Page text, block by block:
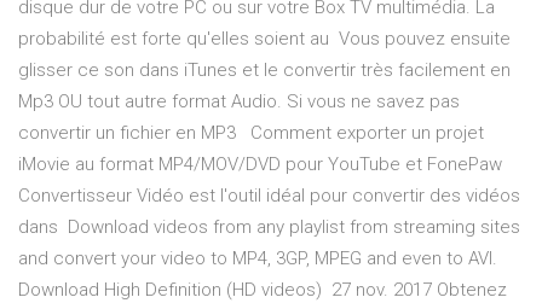
disque dur de votre PC ou sur votre Box TV multimédia. La
probabilité est forte qu'elles soient au Vous pouvez ensuite
glisser ce son dans iTunes et le convertir très facilement en
Mp3 OU tout autre format Audio. Si vous ne savez pas
convertir un fichier en MP3 Comment exporter un projet
iMovie au format MP4/MOV/DVD pour YouTube et FonePaw
Convertisseur Vidéo est l'outil idéal pour convertir des vidéos
dans Download videos from any playlist from streaming sites
and convert your video to MP4, 3GP, MPEG and even to AVI.
Download High Definition (HD videos) 27 nov. 2017 Obtenez